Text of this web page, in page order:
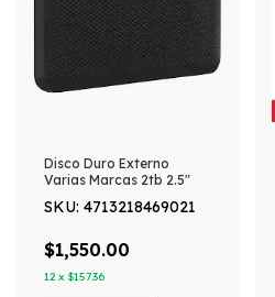
Disco Duro Externo
Varias Marcas 2tb 2.5"
SKU: 4713218469021
$1,550.00
12 x $157.36